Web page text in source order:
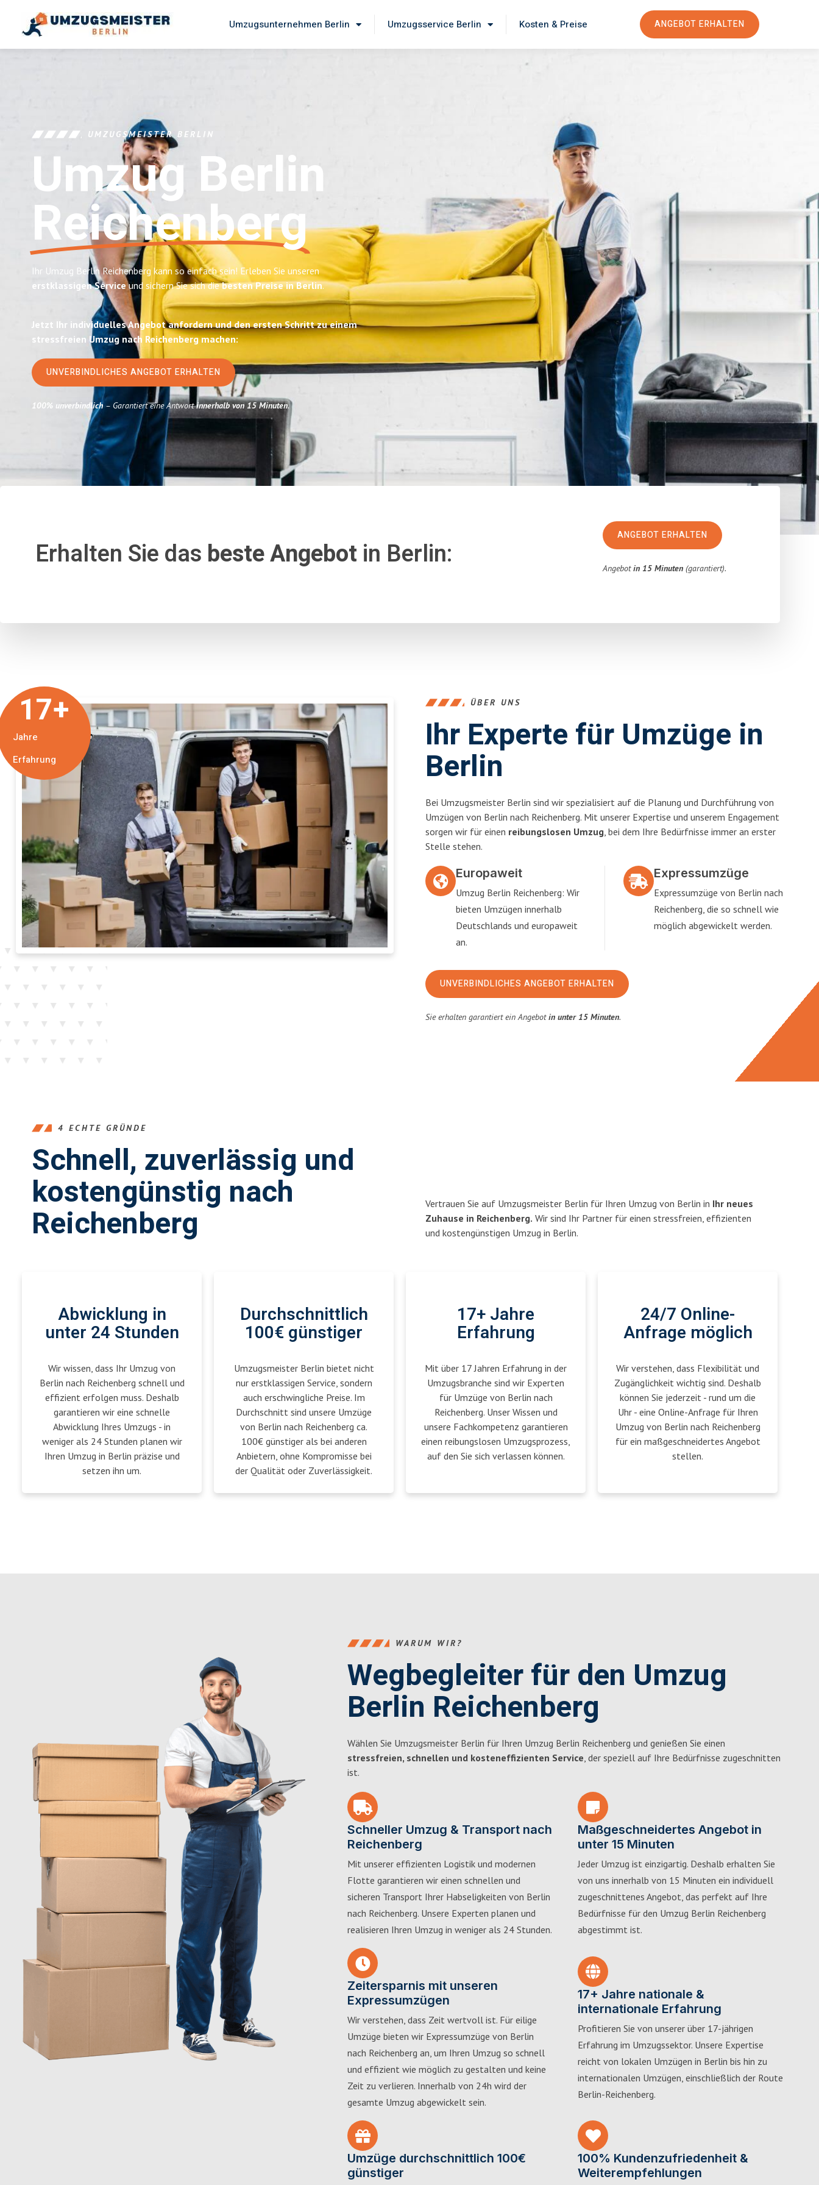
Umzugsunternehmen Berlin Umzugsservice Berlin Kosten & Preise ANGEBOT ERHALTEN
UMZUGSMEISTER BERLIN
Umzug Berlin
Reichenberg
Ihr Umzug Berlin Reichenberg kann so einfach sein! Erleben Sie unseren
erstklassigen Serviceund sichern Sie sich diebesten Preise in Berlin.
Jetzt Ihr individuelles Angebot anfordern und den ersten Schritt zu einem
stressfreien Umzug nach Reichenberg machen:
UNVERBINDLICHES ANGEBOT ERHALTEN
100% unverbindlich– Garantiert eine Antwortinnerhalb von 15 Minuten.
Erhalten Sie das beste Angebot in Berlin:
ANGEBOT ERHALTEN
Angebotin 15 Minuten (garantiert).
Jahre
Erfahrung
17+ ÜBER UNS
Ihr Experte für Umzüge in
Berlin
Bei Umzugsmeister Berlin sind wir spezialisiert auf die Planung und Durchführung von
Umzügen von Berlin nach Reichenberg. Mit unserer Expertise und unserem Engagement
sorgen wir für einen reibungslosen Umzug, bei dem Ihre Bedürfnisse immer an erster
Stelle stehen.
Europaweit
Umzug Berlin Reichenberg: Wir
bieten Umzügen innerhalb
Deutschlands und europaweit
an.
Expressumzüge
Expressumzüge von Berlin nach
Reichenberg, die so schnell wie
möglich abgewickelt werden.
UNVERBINDLICHES ANGEBOT ERHALTEN
Sie erhalten garantiert ein Angebotin unter 15 Minuten.
4 ECHTE GRÜNDE
Schnell, zuverlässig und
kostengünstig nach
Reichenberg Vertrauen Sie auf Umzugsmeister Berlin für Ihren Umzug von Berlin in Ihr neues
Zuhause in Reichenberg. Wir sind Ihr Partner für einen stressfreien, effizienten
und kostengünstigen Umzug in Berlin.
Abwicklung in
unter 24 Stunden
Wir wissen, dass Ihr Umzug von
Berlin nach Reichenberg schnell und
effizient erfolgen muss. Deshalb
garantieren wir eine schnelle
Abwicklung Ihres Umzugs - in
weniger als 24 Stunden planen wir
Ihren Umzug in Berlin präzise und
setzen ihn um.
Durchschnittlich
100€ günstiger
Umzugsmeister Berlin bietet nicht
nur erstklassigen Service, sondern
auch erschwingliche Preise. Im
Durchschnitt sind unsere Umzüge
von Berlin nach Reichenberg ca.
100€ günstiger als bei anderen
Anbietern, ohne Kompromisse bei
der Qualität oder Zuverlässigkeit.
17+ Jahre
Erfahrung
Mit über 17 Jahren Erfahrung in der
Umzugsbranche sind wir Experten
für Umzüge von Berlin nach
Reichenberg. Unser Wissen und
unsere Fachkompetenz garantieren
einen reibungslosen Umzugsprozess,
auf den Sie sich verlassen können.
24/7 Online-
Anfrage möglich
Wir verstehen, dass Flexibilität und
Zugänglichkeit wichtig sind. Deshalb
können Sie jederzeit - rund um die
Uhr - eine Online-Anfrage für Ihren
Umzug von Berlin nach Reichenberg
für ein maßgeschneidertes Angebot
stellen.
WARUM WIR?
Wegbegleiter für den Umzug
Berlin Reichenberg
Wählen Sie Umzugsmeister Berlin für Ihren Umzug Berlin Reichenberg und genießen Sie einen
stressfreien, schnellen und kosteneffizienten Service, der speziell auf Ihre Bedürfnisse zugeschnitten
ist.
Schneller Umzug & Transport nach
Reichenberg
Mit unserer effizienten Logistik und modernen
Flotte garantieren wir einen schnellen und
sicheren Transport Ihrer Habseligkeiten von Berlin
nach Reichenberg. Unsere Experten planen und
realisieren Ihren Umzug in weniger als 24 Stunden.
Maßgeschneidertes Angebot in
unter 15 Minuten
Jeder Umzug ist einzigartig. Deshalb erhalten Sie
von uns innerhalb von 15 Minuten ein individuell
zugeschnittenes Angebot, das perfekt auf Ihre
Bedürfnisse für den Umzug Berlin Reichenberg
abgestimmt ist.
Zeitersparnis mit unseren
Expressumzügen
Wir verstehen, dass Zeit wertvoll ist. Für eilige
Umzüge bieten wir Expressumzüge von Berlin
nach Reichenberg an, um Ihren Umzug so schnell
und effizient wie möglich zu gestalten und keine
Zeit zu verlieren. Innerhalb von 24h wird der
gesamte Umzug abgewickelt sein.
17+ Jahre nationale &
internationale Erfahrung
Profitieren Sie von unserer über 17-jährigen
Erfahrung im Umzugssektor. Unsere Expertise
reicht von lokalen Umzügen in Berlin bis hin zu
internationalen Umzügen, einschließlich der Route
Berlin-Reichenberg.
Umzüge durchschnittlich 100€
günstiger
100% Kundenzufriedenheit &
Weiterempfehlungen